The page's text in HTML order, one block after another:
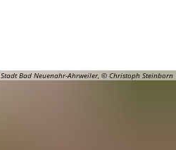
Stadt Bad Neuenahr-Ahrweiler, © Christoph Steinborn